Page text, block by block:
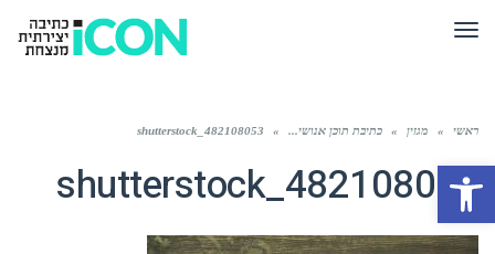
פתח סרגל נגישות
תפריט
ראשי » מגזין » כתיבת תוכן אנושי... »
shutterstock_482108053
shutterstock_482108053